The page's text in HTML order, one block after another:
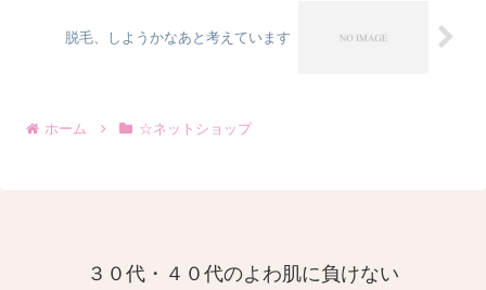
脱毛、しようかなあと考えています
ホーム ☆ネットショップ
３０代・４０代のよわ肌に負けない